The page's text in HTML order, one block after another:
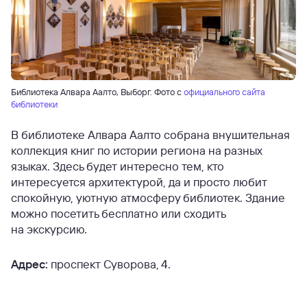
Библиотека Алвара Аалто, Выборг. Фото софициального сайта
библиотеки
В библиотеке Алвара Аалто собрана внушительная
коллекция книг по истории региона на разных
языках. Здесь будет интересно тем, кто
интересуется архитектурой, да и просто любит
спокойную, уютную атмосферу библиотек. Здание
можно посетить бесплатно или сходить
на экскурсию.
Адрес: проспект Суворова, 4.